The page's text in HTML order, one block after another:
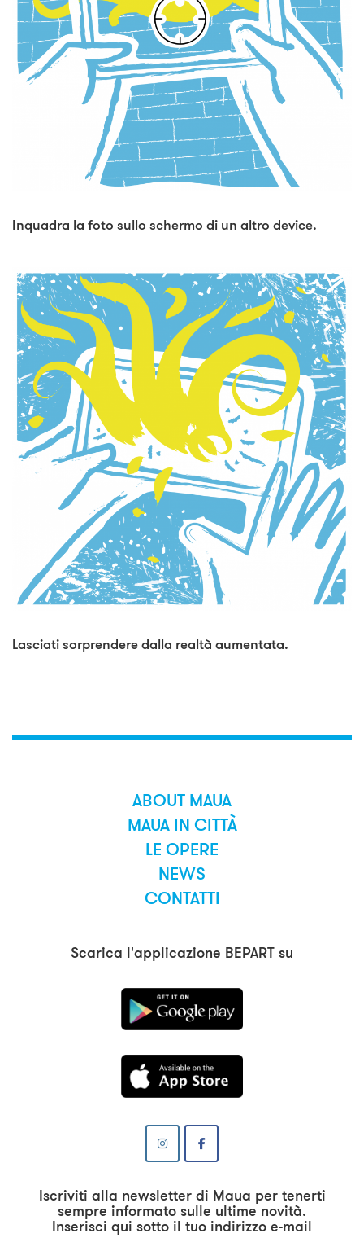
Inquadra la foto sullo schermo di un altro device.
Lasciati sorprendere dalla realtà aumentata.
ABOUT MAUA
MAUA IN CITTÀ
LE OPERE
NEWS
CONTATTI
Scarica l'applicazione BEPART su
Iscriviti alla newsletter di Maua per tenerti
sempre informato sulle ultime novità.
Inserisci qui sotto il tuo indirizzo e-mail